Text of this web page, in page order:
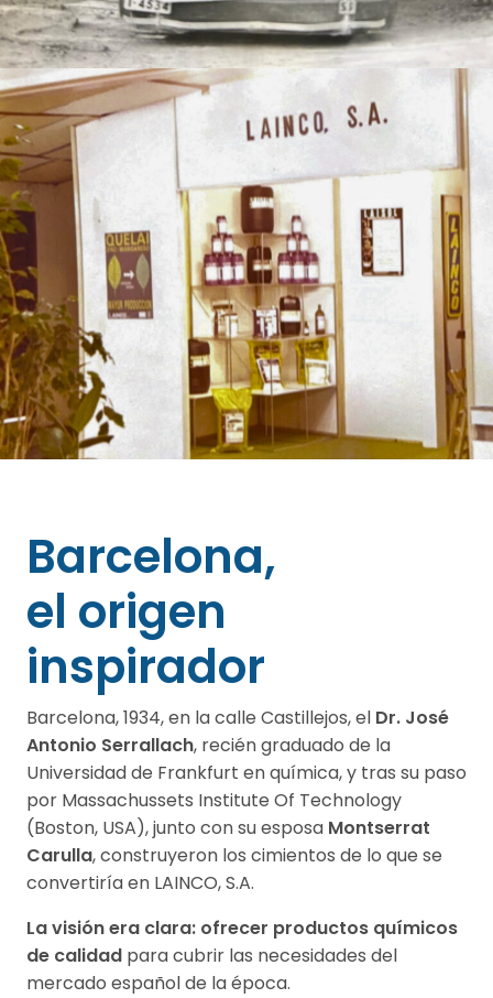
Barcelona,
el origen
inspirador
Barcelona, 1934, en la calle Castillejos, el Dr. José
Antonio Serrallach, recién graduado de la
Universidad de Frankfurt en química, y tras su paso
por Massachussets Institute Of Technology
(Boston, USA), junto con su esposa Montserrat
Carulla, construyeron los cimientos de lo que se
convertiría en LAINCO, S.A.
La visión era clara: ofrecer productos químicos
de calidad para cubrir las necesidades del
mercado español de la época.